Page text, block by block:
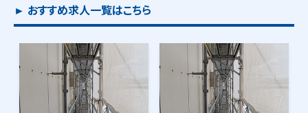
► おすすめ求人一覧はこちら